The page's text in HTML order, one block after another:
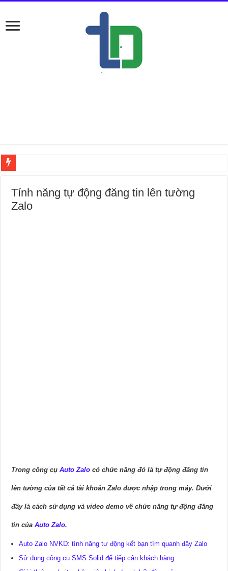
Tính năng tự động đăng tin lên tường
Zalo
Trong công cụAuto Zalo có chức năng đó là tự động đăng tin
lên tường của tất cả tài khoản Zalo được nhập trong máy. Dưới
đây là cách sử dụng và video demo về chức năng tự động đăng
tin củaAuto Zalo.
Auto Zalo NVKD: tính năng tự động kết bạn tìm quanh đây Zalo
Sử dụng công cụ SMS Solid để tiếp cận khách hàng